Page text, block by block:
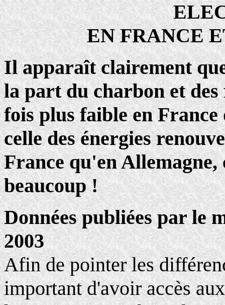
EN FRANCE
Il apparaît clairement
la part du charbon et des
fois plus faible en
celle des énergies
France qu'en
beaucoup !
Données publiées par le
2003
Afin de pointer les
important d'avoir accès